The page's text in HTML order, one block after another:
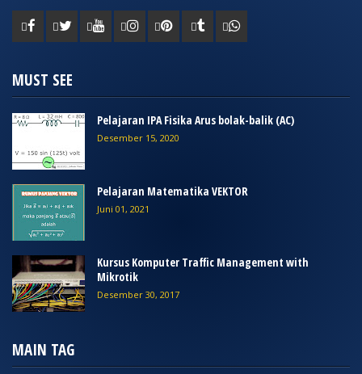
MUST SEE
Pelajaran IPA Fisika Arus bolak-balik (AC)
Desember 15, 2020
Pelajaran Matematika VEKTOR
Juni 01, 2021
Kursus Komputer Traffic Management with
Mikrotik
Desember 30, 2017
MAIN TAG